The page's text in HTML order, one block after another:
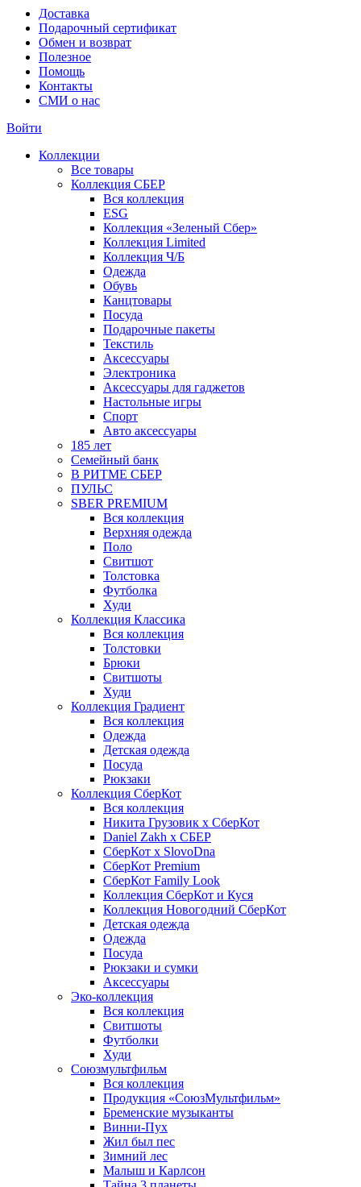
Доставка
Подарочный сертификат
Обмен и возврат
Полезное
Помощь
Контакты
СМИ о нас
Войти
Коллекции
Все товары
Коллекция СБЕР
Вся коллекция
ESG
Коллекция «Зеленый Сбер»
Коллекция Limited
Коллекция Ч/Б
Одежда
Обувь
Канцтовары
Посуда
Подарочные пакеты
Текстиль
Аксессуары
Электроника
Аксессуары для гаджетов
Настольные игры
Спорт
Авто аксессуары
185 лет
Семейный банк
В РИТМЕ СБЕР
ПУЛЬС
SBER PREMIUM
Вся коллекция
Верхняя одежда
Поло
Свитшот
Толстовка
Футболка
Худи
Коллекция Классика
Вся коллекция
Толстовки
Брюки
Свитшоты
Худи
Коллекция Градиент
Вся коллекция
Одежда
Детская одежда
Посуда
Рюкзаки
Коллекция СберКот
Вся коллекция
Никита Грузовик х СберКот
Daniel Zakh x СБЕР
СберКот x SlovoDna
СберКот Premium
СберКот Family Look
Коллекция СберКот и Куся
Коллекция Новогодний СберКот
Детская одежда
Одежда
Посуда
Рюкзаки и сумки
Аксессуары
Эко-коллекция
Вся коллекция
Свитшоты
Футболки
Худи
Союзмультфильм
Вся коллекция
Продукция «СоюзМультфильм»
Бременские музыканты
Винни-Пух
Жил был пес
Зимний лес
Малыш и Карлсон